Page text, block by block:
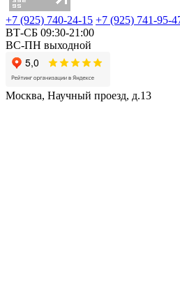
+7 (925) 740-24-15 +7 (925) 741-95-
ВТ-СБ 09:30-21:00
ВС-ПН выходной
Москва, Научный проезд, д.13